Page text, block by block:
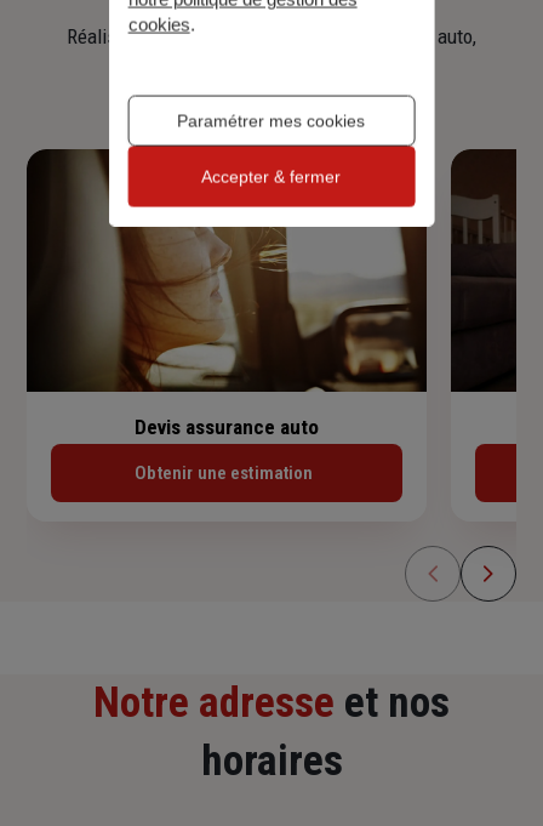
Réalisez une simulation tarifaire d'assurance, auto,
Devis assurance auto
Obtenir une estimation
Notre adresse et nos
horaires
cookies.
Paramétrer mes cookies
Accepter & fermer